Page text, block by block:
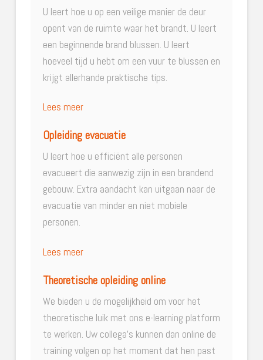
U leert hoe u op een veilige manier de deur
opent van de ruimte waar het brandt. U leert
een beginnende brand blussen. U leert
hoeveel tijd u hebt om een vuur te blussen en
krijgt allerhande praktische tips.
Lees meer
Opleiding evacuatie
U leert hoe u efficiënt alle personen
evacueert die aanwezig zijn in een brandend
gebouw. Extra aandacht kan uitgaan naar de
evacuatie van minder en niet mobiele
personen.
Lees meer
Theoretische opleiding online
We bieden u de mogelijkheid om voor het
theoretische luik met ons e-learning platform
te werken. Uw collega’s kunnen dan online de
training volgen op het moment dat hen past